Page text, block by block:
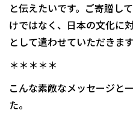
と伝えたいです。ご寄贈し
けではなく、日本の文化に
として遣わせていただきます
＊＊＊＊＊
こんな素敵なメッセージと
た。